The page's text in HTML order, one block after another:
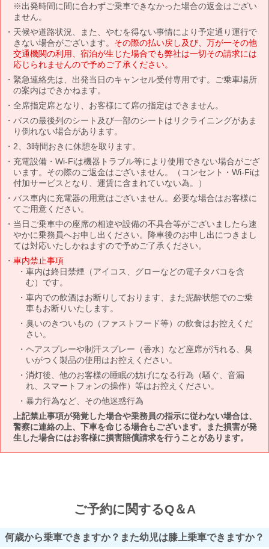
※出発時間に間に合わずご乗車できなかった場合の返金はござい
ません。
天候や道路状況、また、やむを得ない事情により予定通り運行で
きない場合がございます。 その際の払い戻し及び、万が一その他
交通機関の利用、宿泊が生じた場合でも弊社は一切その請求には
応じられませんので予めご了承ください。
緊急連絡先は、出発当日のキャンセル受付専用です。ご乗車場所
の案内はできかねます。
全席指定席となり、お客様にて席の指定はできません。
バスの最後列のシート及び一部のシートはリクライニングがあま
り倒れない場合があります。
2、3時間おきに休憩を取ります。
充電設備・Wi-Fiは機器トラブル等により使用できない場合がござ
います。その際のご返金はございません。（コンセント・Wi-Fiは
付加サービスとなり、運賃に含まれていない為。）
バス車内に充電器の用意はございません。必要な場合はお客様に
てご用意ください。
当日ご乗車中の座席の相違や設備の不具合等がございましたら速
やかに乗務員へお申し出ください。降車後のお申し出につきまし
ては対応いたしかねますので予めご了承ください。
車内禁止事項
車内は終日禁煙（アイコス、グローなどの電子タバコを含
む）です。
車内での飲酒はお断りしております、また泥酔状態でのご乗
車もお断りいたします。
臭いのきついもの（ファストフード等）の飲食はお控えくだ
さい。
ヘアスプレーや制汗スプレー（香水）など座席が汚れる、臭
いがつく製品の使用はお控えください。
消灯後、他のお客様の睡眠の妨げになる行為（騒ぐ、音漏
れ、スマートフォンの操作）等はお控えください。
暴力行為など、その他迷惑行為
上記禁止事項が発覚した場合や乗務員の指示に従わない場合は、
警察に連絡の上、下車を命じる場合もございます。また損害が発
生した場合にはお客様に損害賠償請求を行うことがあります。
ご予約に関するQ＆A
何歳から乗車できますか？また幼児は膝上乗車できますか？